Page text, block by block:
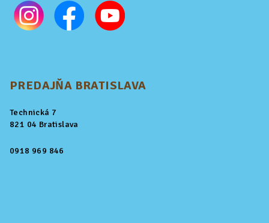
PREDAJŇA BRATISLAVA
Technická 7
821 04 Bratislava
0918 969 846